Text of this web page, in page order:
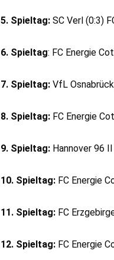
5. Spieltag: SC Verl (0:3)
6. Spieltag: FC Energie
7. Spieltag: VfL
8. Spieltag: FC Energie
9. Spieltag: Hannover 96
10. Spieltag: FC Energie
11. Spieltag: FC
12. Spieltag: FC Energie